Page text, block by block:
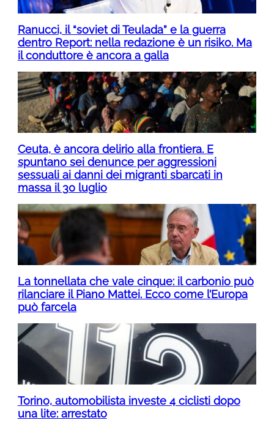
Ranucci, il “soviet di Teulada” e la guerra
dentro Report: nella redazione è un risiko. Ma
il conduttore è ancora a galla
Ceuta, è ancora delirio alla frontiera. E
spuntano sei denunce per aggressioni
sessuali ai danni dei migranti sbarcati in
massa il 30 luglio
La tonnellata che vale cinque: il carbonio può
rilanciare il Piano Mattei. Ecco come l’Europa
può farcela
Torino, automobilista investe 4 ciclisti dopo
una lite: arrestato